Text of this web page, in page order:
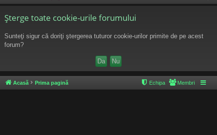
ra
pi re
Şterge toate cookie-urile forumului
Sunteţi sigur că doriţi ştergerea tuturor cookie-urilor primite de pe acest
forum?
Acasă Prima pagină Membri
Echipa